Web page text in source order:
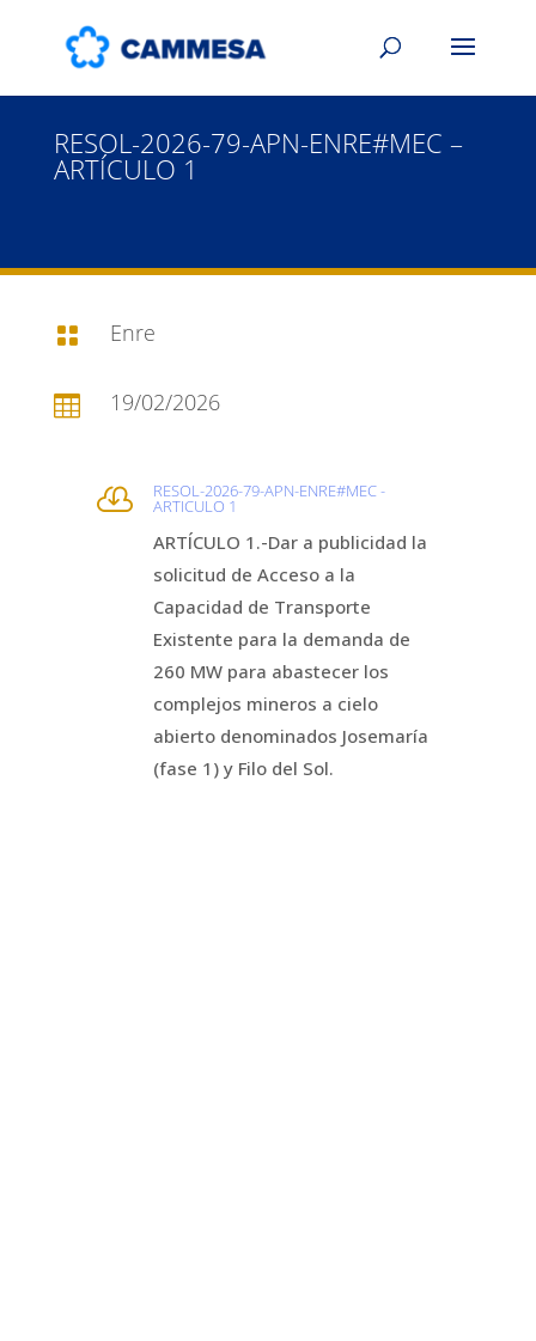
RESOL-2026-79-APN-ENRE#MEC –
ARTÍCULO 1
 Enre
 19/02/2026
 RESOL-2026-79-APN-ENRE#MEC -
ARTICULO 1
ARTÍCULO 1.-Dar a publicidad la
solicitud de Acceso a la
Capacidad de Transporte
Existente para la demanda de
260 MW para abastecer los
complejos mineros a cielo
abierto denominados Josemaría
(fase 1) y Filo del Sol.